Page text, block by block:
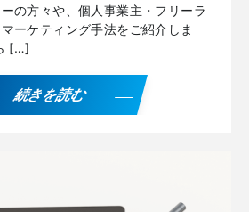
の方々や、個人事業主・フリーラ
ーケティング手法をご紹介しま
[…]
続きを読む